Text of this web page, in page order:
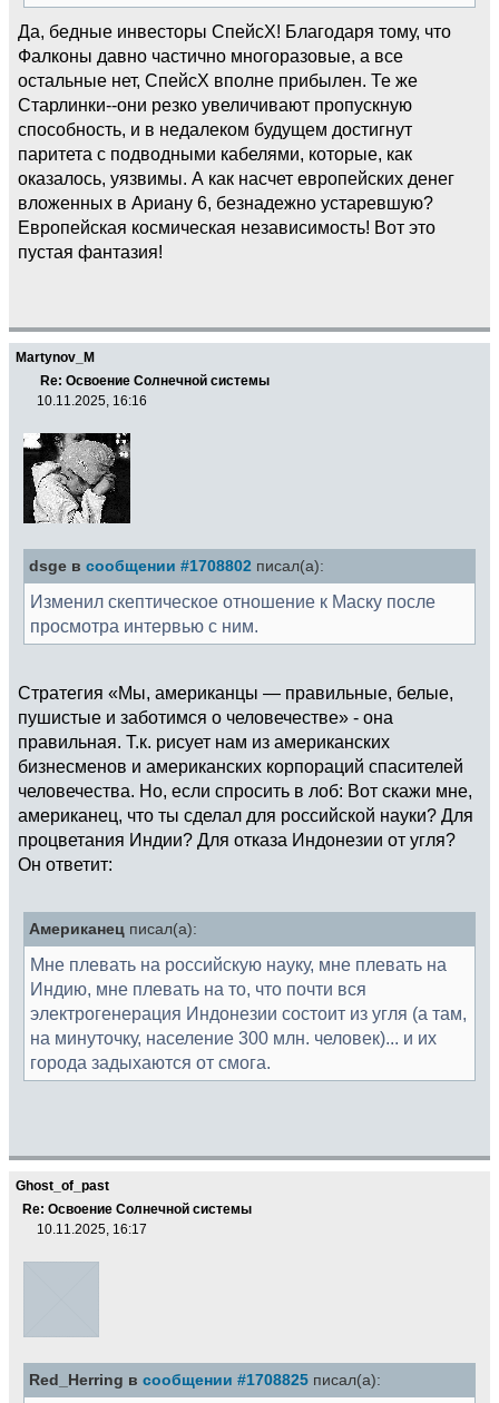
Да, бедные инвесторы СпейсХ! Благодаря тому, что
Фалконы давно частично многоразовые, а все
остальные нет, СпейсХ вполне прибылен. Те же
Старлинки--они резко увеличивают пропускную
способность, и в недалеком будущем достигнут
паритета с подводными кабелями, которые, как
оказалось, уязвимы. А как насчет европейских денег
вложенных в Ариану 6, безнадежно устаревшую?
Европейская космическая независимость! Вот это
пустая фантазия!
Martynov_M
Re: Освоение Солнечной системы
10.11.2025, 16:16
dsge в сообщении #1708802 писал(а):
Изменил скептическое отношение к Маску после
просмотра интервью с ним.
Стратегия «Мы, американцы — правильные, белые,
пушистые и заботимся о человечестве» - она
правильная. Т.к. рисует нам из американских
бизнесменов и американских корпораций спасителей
человечества. Но, если спросить в лоб: Вот скажи мне,
американец, что ты сделал для российской науки? Для
процветания Индии? Для отказа Индонезии от угля?
Он ответит:
Американец писал(а):
Мне плевать на российскую науку, мне плевать на
Индию, мне плевать на то, что почти вся
электрогенерация Индонезии состоит из угля (а там,
на минуточку, население 300 млн. человек)... и их
города задыхаются от смога.
Ghost_of_past
Re: Освоение Солнечной системы
10.11.2025, 16:17
Red_Herring в сообщении #1708825 писал(а):